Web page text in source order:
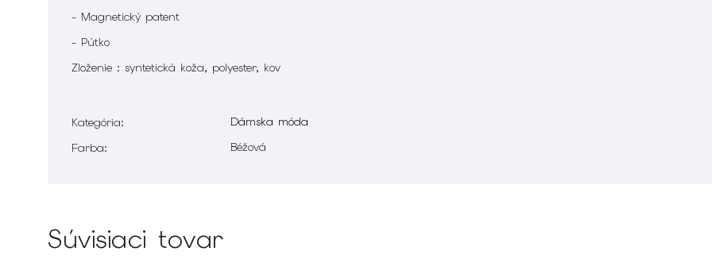
- Magnetický patent
- Pútko
Zloženie : syntetická koža, polyester, kov
Kategória:
Dámska móda
Farba: Béžová
Súvisiaci tovar